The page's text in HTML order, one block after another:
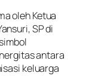
oleh Ketua
SP di
antara
keluarga